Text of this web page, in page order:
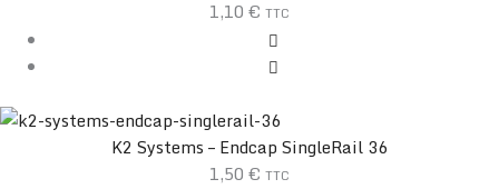
1,10 € TTC
K2 Systems – Endcap SingleRail 36
1,50 € TTC